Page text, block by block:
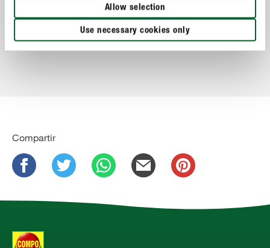
Allow selection
Use necessary cookies only
MOSTRAR MÁS
Compartir